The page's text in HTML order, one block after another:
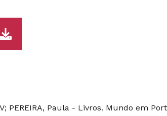
PEREIRA, Paula - Livros. Mundo em